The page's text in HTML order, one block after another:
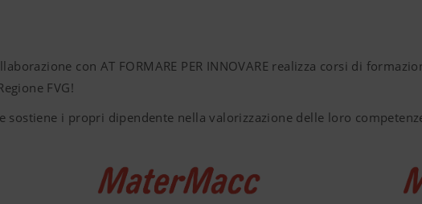
con AT FORMARE PER INNOVARE realizza corsi di
FVG!
sostiene i propri dipendente nella valorizzazione delle loro